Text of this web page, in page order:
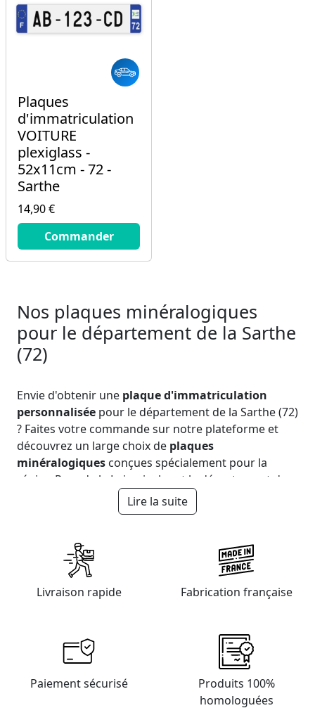
Plaques
d'immatriculation
VOITURE
plexiglass -
52x11cm - 72 -
Sarthe
14,90 €
14.9
€Commander
Nos plaques minéralogiques
pour le département de la Sarthe
(72)
Envie d'obtenir une plaque d'immatriculation
personnalisée pour le département de la Sarthe (72)
? Faites votre commande sur notre plateforme et
découvrez un large choix de plaques
minéralogiques conçues spécialement pour la
région Pays de la Loire, incluant le département de
plaques immatriculation Sarthe
sont idéales pour les automobilistes résidant à :
Le Mans (72000),
La Flèche (72200),
Sablé-sur-Sarthe (72300),
Allonnes (72700),
Changé (72560),
Mulsanne (72230),
Château-du-Loir (72500),
Lire la suite
Livraison rapide Fabrication française
Paiement sécurisé
Produits 100%
homologuées